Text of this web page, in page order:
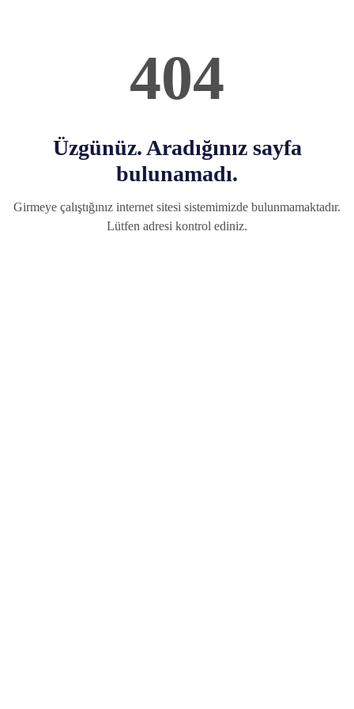
404
Üzgünüz. Aradığınız sayfa
bulunamadı.
Girmeye çalıştığınız internet sitesi sistemimizde bulunmamaktadır.
Lütfen adresi kontrol ediniz.